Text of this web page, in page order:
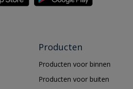
Producten
Producten voor binnen
Producten voor buiten